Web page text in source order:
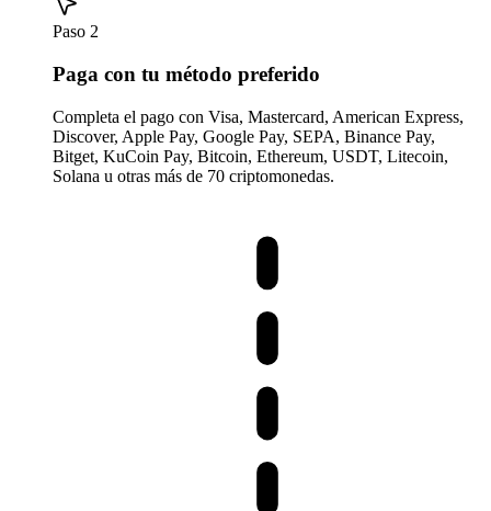
Paso 2
Paga con tu método preferido
Completa el pago con Visa, Mastercard, American Express,
Discover, Apple Pay, Google Pay, SEPA, Binance Pay,
Bitget, KuCoin Pay, Bitcoin, Ethereum, USDT, Litecoin,
Solana u otras más de 70 criptomonedas.